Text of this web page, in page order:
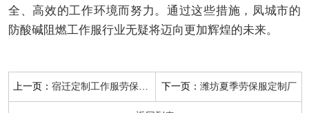
全、高效的工作环境而努力。通过这些措施，凤城市的
防酸碱阻燃工作服行业无疑将迈向更加辉煌的未来。
上一页：宿迁定制工作服劳保服厂家 下一页： 潍坊夏季劳保服定制厂